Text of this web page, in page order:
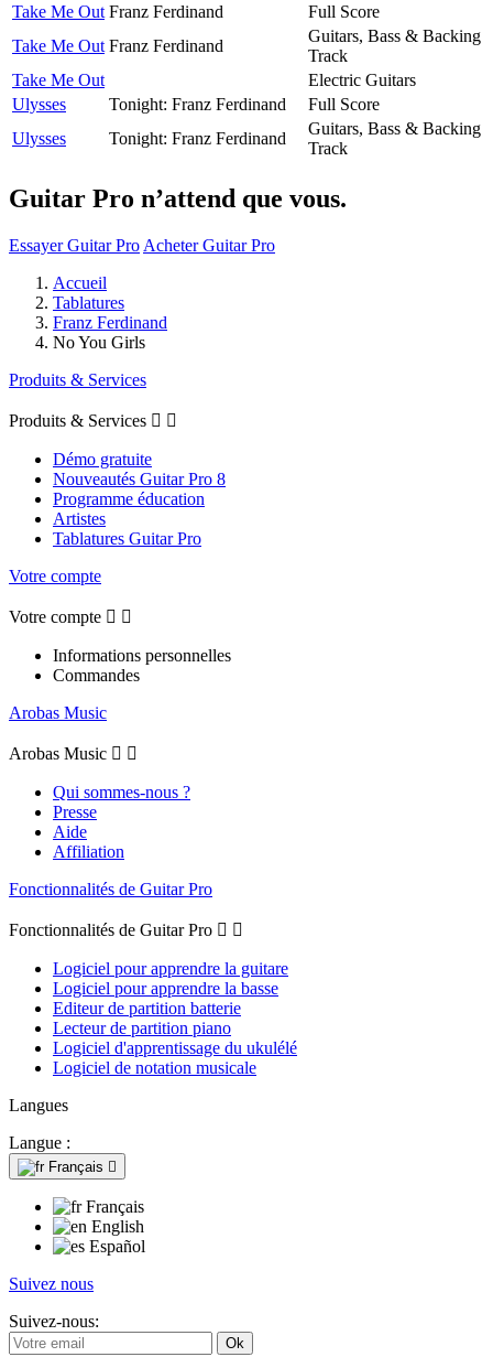
Take Me Out Franz Ferdinand
Full Score
Take Me Out Franz Ferdinand
Guitars, Bass & Backing
Track
Take Me Out
Electric Guitars
Ulysses
Tonight: Franz Ferdinand
Full Score
Ulysses
Tonight: Franz Ferdinand
Guitars, Bass & Backing
Track
Guitar Pro n’attend que vous.
Essayer Guitar Pro Acheter Guitar Pro
Accueil
Tablatures
Franz Ferdinand
No You Girls
Produits & Services
Produits & Services  
Démo gratuite
Nouveautés Guitar Pro 8
Programme éducation
Artistes
Tablatures Guitar Pro
Votre compte
Votre compte  
Informations personnelles
Commandes
Arobas Music
Arobas Music  
Qui sommes-nous ?
Presse
Aide
Affiliation
Fonctionnalités de Guitar Pro
Fonctionnalités de Guitar Pro  
Logiciel pour apprendre la guitare
Logiciel pour apprendre la basse
Editeur de partition batterie
Lecteur de partition piano
Logiciel d'apprentissage du ukulélé
Logiciel de notation musicale
Langues
Langue :
Français 
Français
English
Español
Suivez nous
Suivez-nous: